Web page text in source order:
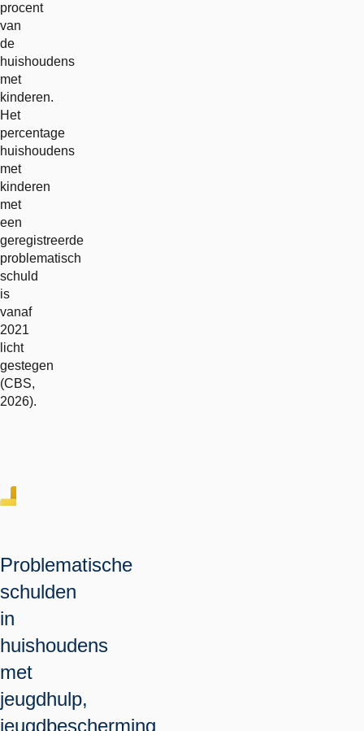
procent
van
de
huishoudens
met
kinderen.
Het
percentage
huishoudens
met
kinderen
met
een
geregistreerde
problematisch
schuld
is
vanaf
2021
licht
gestegen
(CBS,
2026).
Problematische
schulden
in
huishoudens
met
jeugdhulp,
jeugdbescherming